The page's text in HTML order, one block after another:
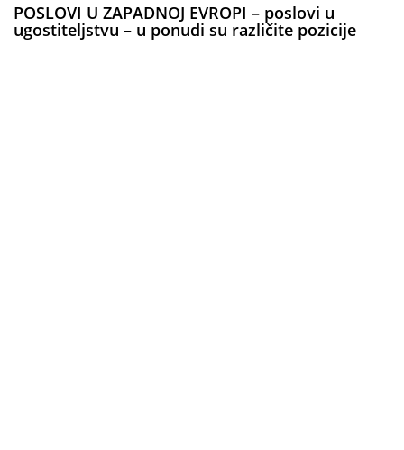
POSLOVI U ZAPADNOJ EVROPI – poslovi u
ugostiteljstvu – u ponudi su različite pozicije